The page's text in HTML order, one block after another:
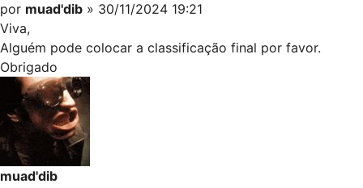
por muad'dib » 30/11/2024 19:21
Viva,
Alguém pode colocar a classificação final por favor.
Obrigado
muad'dib